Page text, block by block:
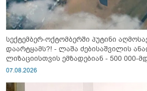
სექტემბერ-ოქტომბერში პუტინი
დაარტყამს?! - ლაშა ძებისაშვილის
ლიზაციისთვის ემზადებიან - 500 000-
გაიწვიონ ომში"
07.08.2026